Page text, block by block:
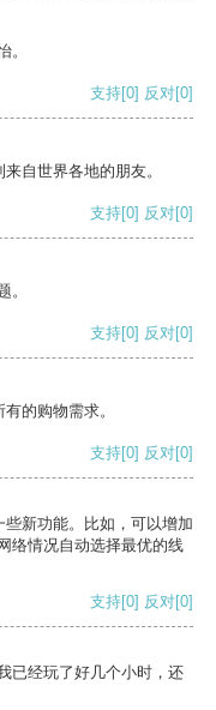
。
支持[0] 反对[0]
自世界各地的朋友。
支持[0] 反对[0]
。
支持[0] 反对[0]
的购物需求。
支持[0] 反对[0]
新功能。比如，可以增加
络情况自动选择最优的线
支持[0] 反对[0]
已经玩了好几个小时，还